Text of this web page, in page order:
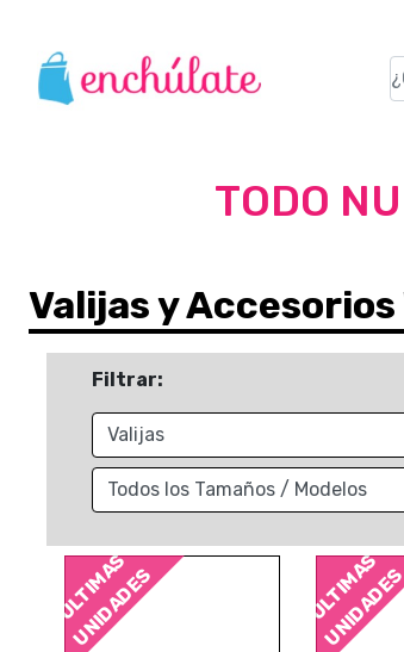
TODO
Valijas y Accesorios
Filtrar:
ÚLTIMAS
UNIDADES ÚLTIMAS